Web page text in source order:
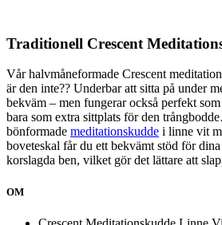
Traditionell Crescent
Vår halvmåneformade Crescent
är den inte?? Underbar att sitta på under
bekväm – men fungerar också perfekt
bara som extra sittplats för den
bönformade meditationskudde i linne vit
boveteskal får du ett bekvämt stöd för
korslagda ben, vilket gör det lättare att
OM